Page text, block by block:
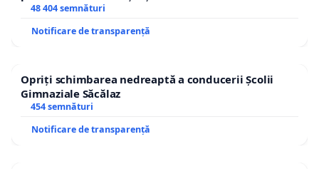
48 404 semnături
Notificare de transparență
Opriți schimbarea nedreaptă a conducerii Școlii
Gimnaziale Săcălaz
454 semnături
Notificare de transparență